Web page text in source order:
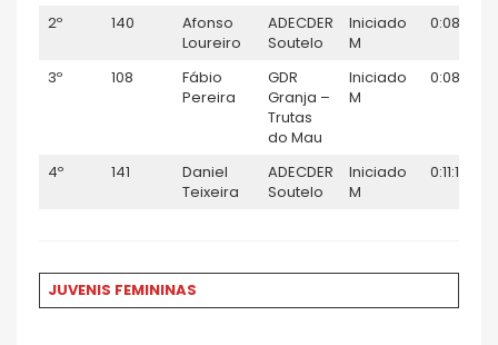
2º 140
Afonso
Loureiro
ADECDER
Soutelo
Iniciado
M
0:08:57
3º 108
Fábio
Pereira
GDR
Granja –
Trutas
do Mau
Iniciado
M
0:08:57
4º 141
Daniel
Teixeira
ADECDER
Soutelo
Iniciado
M
0:11:14
JUVENIS FEMININAS